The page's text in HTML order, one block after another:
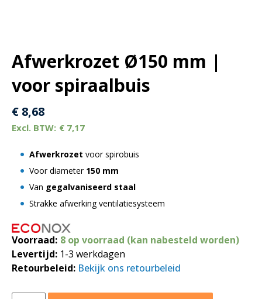
Afwerkrozet Ø150 mm |
voor spiraalbuis
€ 8,68
€ 7,17
Afwerkrozet voor spirobuis
Voor diameter 150 mm
Van gegalvaniseerd staal
Strakke afwerking ventilatiesysteem
Voorraad: 8 op voorraad (kan nabesteld worden)
Levertijd: 1-3 werkdagen
Retourbeleid: Bekijk ons retourbeleid